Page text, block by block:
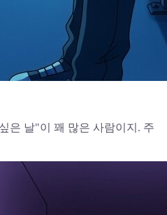
은 날"이 꽤 많은 사람이지. 주